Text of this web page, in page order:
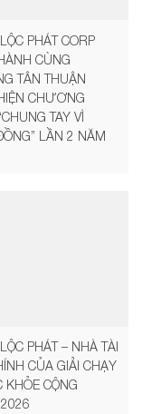
PHÁT CORP
CÙNG
TÂN THUẬN
CHƯƠNG
TAY VÌ
LẦN 2 NĂM
PHÁT – NHÀ TÀI
CỦA GIẢI CHẠY
KHỎE CỘNG